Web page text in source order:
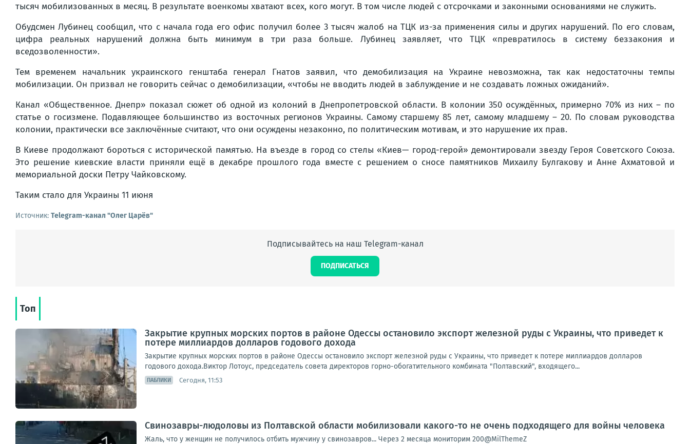
тысяч мобилизованных в месяц. В результате военкомы хватают всех, кого могут. В том числе людей с отсрочками и законными основаниями не служить.
Обудсмен Лубинец сообщил, что с начала года его офис получил более 3 тысяч жалоб на ТЦК из-за применения силы и других нарушений. По его словам,
цифра реальных нарушений должна быть минимум в три раза больше. Лубинец заявляет, что ТЦК «превратилось в систему беззакония и
вседозволенности».
Тем временем начальник украинского генштаба генерал Гнатов заявил, что демобилизация на Украине невозможна, так как недостаточны темпы
мобилизации. Он призвал не говорить сейчас о демобилизации, «чтобы не вводить людей в заблуждение и не создавать ложных ожиданий».
Канал «Общественное. Днепр» показал сюжет об одной из колоний в Днепропетровской области. В колонии 350 осуждённых, примерно 70% из них – по
статье о госизмене. Подавляющее большинство из восточных регионов Украины. Самому старшему 85 лет, самому младшему – 20. По словам руководства
колонии, практически все заключённые считают, что они осуждены незаконно, по политическим мотивам, и это нарушение их прав.
В Киеве продолжают бороться с исторической памятью. На въезде в город со стелы «Киев— город-герой» демонтировали звезду Героя Советского Союза.
Это решение киевские власти приняли ещё в декабре прошлого года вместе с решением о сносе памятников Михаилу Булгакову и Анне Ахматовой и
мемориальной доски Петру Чайковскому.
Таким стало для Украины 11 июня
Источник: Telegram-канал "Олег Царёв"
Подписывайтесь на наш Telegram-канал
ПОДПИСАТЬСЯ
Топ
Закрытие крупных морских портов в районе Одессы остановило экспорт железной руды с Украины, что приведет к
потере миллиардов долларов годового дохода
Закрытие крупных морских портов в районе Одессы остановило экспорт железной руды с Украины, что приведет к потере миллиардов долларов
годового дохода.Виктор Лотоус, председатель совета директоров горно-обогатительного комбината "Полтавский", входящего...
ПАБЛИКИ Сегодня, 11:53
Свинозавры-людоловы из Полтавской области мобилизовали какого-то не очень подходящего для войны человека
Жаль, что у женщин не получилось отбить мужчину у свинозавров... Через 2 месяца мониторим 200@MilThemeZ